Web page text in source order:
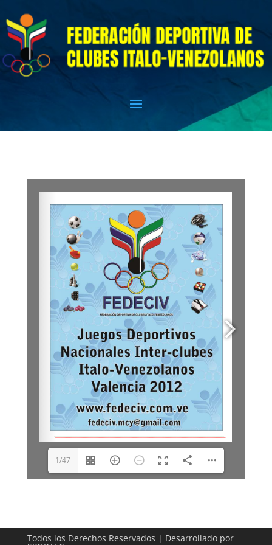
1/47
Todos los Derechos Reservados | Desarrollado por